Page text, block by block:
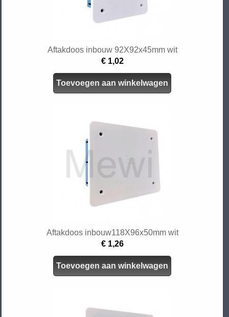
Aftakdoos inbouw 92X92x45mm wit
€ 1,02
Toevoegen aan winkelwagen
Aftakdoos inbouw118X96x50mm wit
€ 1,26
Toevoegen aan winkelwagen